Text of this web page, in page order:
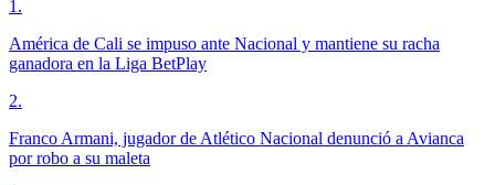
1 .
América de Cali se impuso ante Nacional y mantiene su racha
ganadora en la Liga BetPlay
2.
Franco Armani, jugador de Atlético Nacional denunció a Avianca
por robo a su maleta